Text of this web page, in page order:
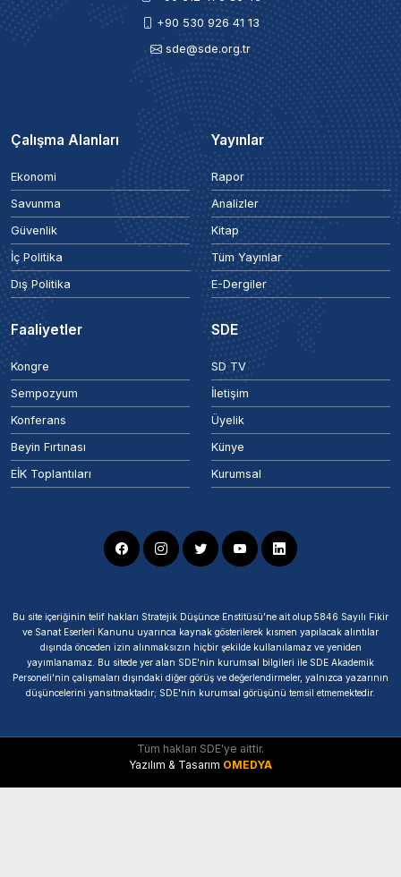
+90 530 926 41 13
sde@sde.org.tr
Çalışma Alanları
Ekonomi
Savunma
Güvenlik
İç Politika
Dış Politika
Yayınlar
Rapor
Analizler
Kitap
Tüm Yayınlar
E-Dergiler
Faaliyetler
Kongre
Sempozyum
Konferans
Beyin Fırtınası
EİK Toplantıları
SDE
SD TV
İletişim
Üyelik
Künye
Kurumsal
Bu site içeriğinin telif hakları Stratejik Düşünce Enstitüsü’ne ait olup 5846 Sayılı Fikir
ve Sanat Eserleri Kanunu uyarınca kaynak gösterilerek kısmen yapılacak alıntılar
dışında önceden izin alınmaksızın hiçbir şekilde kullanılamaz ve yeniden
yayımlanamaz. Bu sitede yer alan SDE'nin kurumsal bilgileri ile SDE Akademik
Personeli'nin çalışmaları dışındaki diğer görüş ve değerlendirmeler, yalnızca yazarının
düşüncelerini yansıtmaktadır; SDE'nin kurumsal görüşünü temsil etmemektedir.
Tüm hakları SDE'ye aittir.
Yazılım & Tasarım OMEDYA